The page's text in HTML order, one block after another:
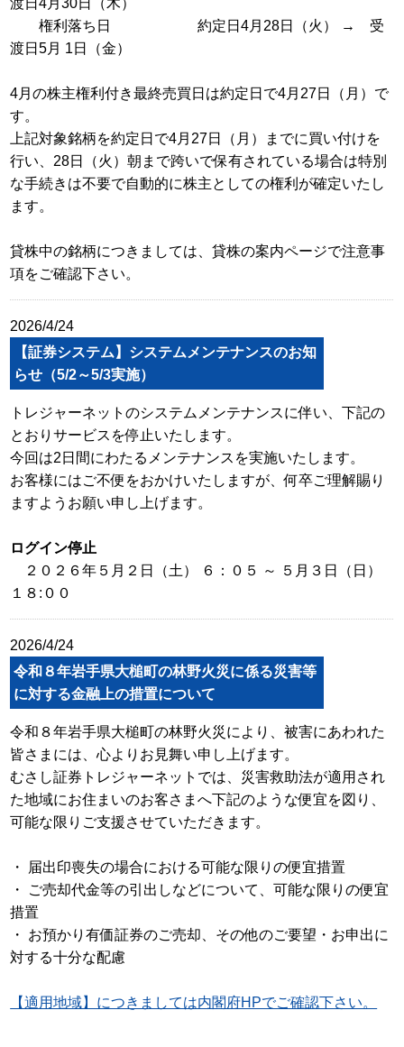
渡日4月30日（木）
権利落ち日 約定日4月28日（火） → 受
渡日5月 1日（金）
4月の株主権利付き最終売買日は約定日で4月27日（月）で
す。
上記対象銘柄を約定日で4月27日（月）までに買い付けを
行い、28日（火）朝まで跨いで保有されている場合は特別
な手続きは不要で自動的に株主としての権利が確定いたし
ます。
貸株中の銘柄につきましては、貸株の案内ページで注意事
項をご確認下さい。
2026/4/24
【証券システム】システムメンテナンスのお知
らせ（5/2～5/3実施）
トレジャーネットのシステムメンテナンスに伴い、下記の
とおりサービスを停止いたします。
今回は2日間にわたるメンテナンスを実施いたします。
お客様にはご不便をおかけいたしますが、何卒ご理解賜り
ますようお願い申し上げます。
ログイン停止
２０２６年５月２日（土） ６：０５ ～ ５月３日（日）
１８:００
2026/4/24
令和８年岩手県大槌町の林野火災に係る災害等
に対する金融上の措置について
令和８年岩手県大槌町の林野火災により、被害にあわれた
皆さまには、心よりお見舞い申し上げます。
むさし証券トレジャーネットでは、災害救助法が適用され
た地域にお住まいのお客さまへ下記のような便宜を図り、
可能な限りご支援させていただきます。
・ 届出印喪失の場合における可能な限りの便宜措置
・ ご売却代金等の引出しなどについて、可能な限りの便宜
措置
・ お預かり有価証券のご売却、その他のご要望・お申出に
対する十分な配慮
【適用地域】につきましては内閣府HPでご確認下さい。